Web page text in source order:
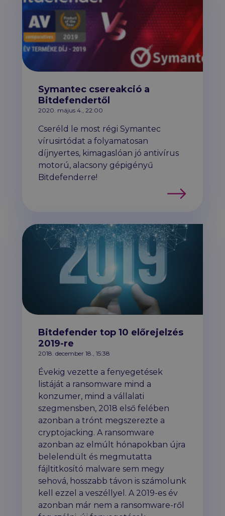
Symantec csereakció a
Bitdefendertől
2020. május 4., 22:00
Cseréld le most régi Symantec
vírusirtódat a folyamatosan
díjnyertes, kimagaslóan jó antivírus
motorú, alacsony gépigényű
Bitdefenderre!
Tovább
Bitdefender top 10 előrejelzés
2019-re
2018. december 18., 15:38
Évekig vezette a fenyegetések
listáját a ransomware mind a
konzumer, mind a vállalati
szegmensben, 2018 első felében
azonban a trónt megszerezte a
cryptojacking. A ransomware
azonban az elmúlt hónapokban újra
belelendült és megmutatta
fájltitkosító malware sem megy
sehová, hosszabb távon is számolunk
kell ezzel a veszéllyel. A 2019-es év
azonban már nem a ransomware-ről